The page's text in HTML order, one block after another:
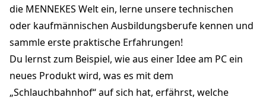
die MENNEKES Welt ein, lerne unsere technischen
oder kaufmännischen Ausbildungsberufe kennen und
sammle erste praktische Erfahrungen!
Du lernst zum Beispiel, wie aus einer Idee am PC ein
neues Produkt wird, was es mit dem
„Schlauchbahnhof“ auf sich hat, erfährst, welche